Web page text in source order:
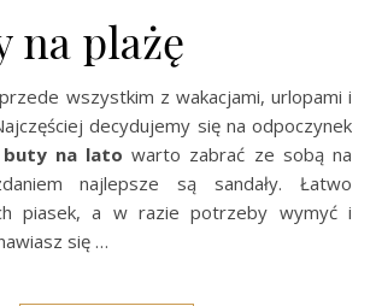
na plażę
wszystkim z wakacjami, urlopami i
decydujemy się na odpoczynek
buty na lato warto zabrać ze sobą na
najlepsze są sandały. Łatwo
piasek, a w razie potrzeby wymyć i
się …